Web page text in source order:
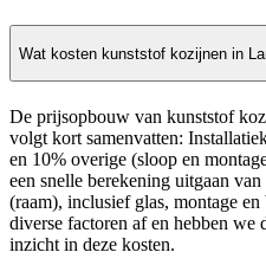
Wat kosten kunststof kozijnen in
De prijsopbouw van kunststof
volgt kort samenvatten:
en 10% overige (sloop en
een snelle berekening uitgaan
(raam), inclusief glas, montage
diverse factoren af en hebben we
inzicht in deze kosten.